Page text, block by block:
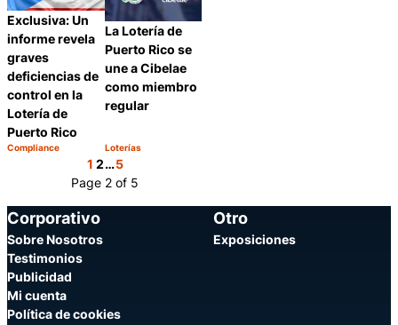
Exclusiva: Un
informe revela
graves
deficiencias de
control en la
Lotería de
Puerto Rico
Categoría:
Compliance
Compartir
La Lotería de
Puerto Rico se
une a Cibelae
como miembro
regular
Categoría:
Loterías
1 2…5
Page 2 of 5
Corporativo
Sobre Nosotros
Testimonios
Publicidad
Mi cuenta
Política de cookies
Otro
Exposiciones